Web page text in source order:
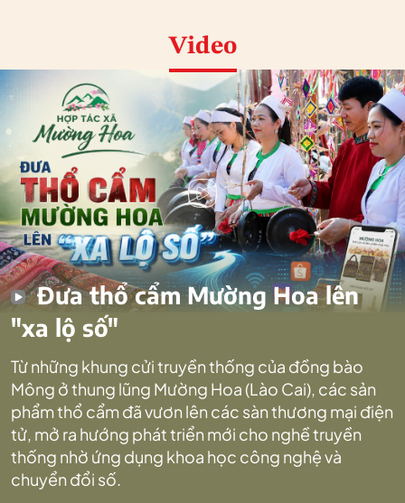
Video
Đưa thổ cẩm Mường Hoa lên
"xa lộ số"
Từ những khung cửi truyền thống của đồng bào
Mông ở thung lũng Mường Hoa (Lào Cai), các sản
phẩm thổ cẩm đã vươn lên các sàn thương mại điện
tử, mở ra hướng phát triển mới cho nghề truyền
thống nhờ ứng dụng khoa học công nghệ và
chuyển đổi số.